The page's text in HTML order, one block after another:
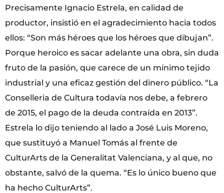
Precisamente Ignacio Estrela, en calidad de
productor, insistió en el agradecimiento hacia todos
ellos: “Son más héroes que los héroes que dibujan”.
Porque heroico es sacar adelante una obra, sin duda
fruto de la pasión, que carece de un mínimo tejido
industrial y una eficaz gestión del dinero público. “La
Conselleria de Cultura todavía nos debe, a febrero
de 2015, el pago de la deuda contraída en 2013”.
Estrela lo dijo teniendo al lado a José Luis Moreno,
que sustituyó a Manuel Tomás al frente de
CulturArts de la Generalitat Valenciana, y al que, no
obstante, salvó de la quema. “Es lo único bueno que
ha hecho CulturArts”.